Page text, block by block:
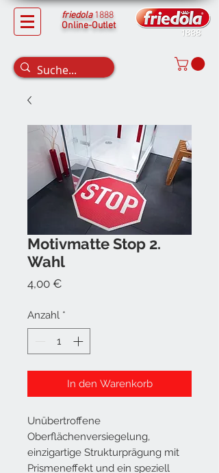
friedola 1888
Online-Outlet
Motivmatte Stop 2.
Wahl
4,00 €
Anzahl *
In den Warenkorb
Unübertroffene
Oberflächenversiegelung,
einzigartige Strukturprägung mit
Prismeneffekt und ein speziell